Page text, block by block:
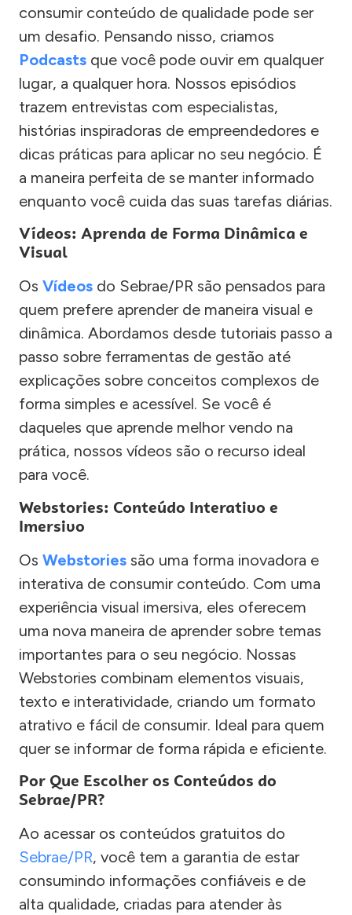
consumir conteúdo de qualidade pode ser
um desafio. Pensando nisso, criamos
Podcasts que você pode ouvir em qualquer
lugar, a qualquer hora. Nossos episódios
trazem entrevistas com especialistas,
histórias inspiradoras de empreendedores e
dicas práticas para aplicar no seu negócio. É
a maneira perfeita de se manter informado
enquanto você cuida das suas tarefas diárias.
Vídeos: Aprenda de Forma Dinâmica e
Visual
Os Vídeos do Sebrae/PR são pensados para
quem prefere aprender de maneira visual e
dinâmica. Abordamos desde tutoriais passo a
passo sobre ferramentas de gestão até
explicações sobre conceitos complexos de
forma simples e acessível. Se você é
daqueles que aprende melhor vendo na
prática, nossos vídeos são o recurso ideal
para você.
Webstories: Conteúdo Interativo e
Imersivo
Os Webstories são uma forma inovadora e
interativa de consumir conteúdo. Com uma
experiência visual imersiva, eles oferecem
uma nova maneira de aprender sobre temas
importantes para o seu negócio. Nossas
Webstories combinam elementos visuais,
texto e interatividade, criando um formato
atrativo e fácil de consumir. Ideal para quem
quer se informar de forma rápida e eficiente.
Por Que Escolher os Conteúdos do
Sebrae/PR?
Ao acessar os conteúdos gratuitos do
Sebrae/PR, você tem a garantia de estar
consumindo informações confiáveis e de
alta qualidade, criadas para atender às